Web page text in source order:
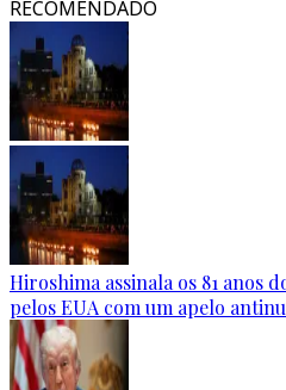
RECOMENDADO
Hiroshima assinala os 81 anos
pelos EUA com um apelo